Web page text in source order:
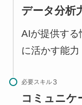
データ分析
AIが提供する
に活かす能力
必要スキル
コミュニケ